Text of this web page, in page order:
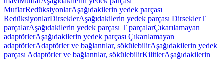
MuflarRedüksiyonlarAşağıdakilerin yedek parçası
RedüksiyonlarDirseklerAşağıdakilerin yedek parçası DirseklerT
parçalarAşağıdakilerin yedek parçası T parçalarÇıkarılamayan
adaptörlerAşağıdakilerin yedek parçası Çıkarılamayan
adaptörlerAdaptörler ve bağlantılar, sökülebilirAşağıdakilerin yedek
parçası Adaptörler ve bağlantılar, sökülebilirKilitlerAşağıdakilerin